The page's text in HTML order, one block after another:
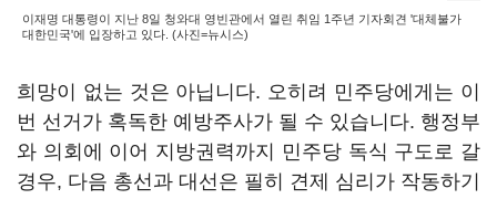
이재명 대통령이 지난 8일 청와대 영빈관에서 열린 취임 1주년 기자회견 '대체불가
대한민국'에 입장하고 있다. (사진=뉴시스)
희망이 없는 것은 아닙니다. 오히려 민주당에게는 이
번 선거가 혹독한 예방주사가 될 수 있습니다. 행정부
와 의회에 이어 지방권력까지 민주당 독식 구도로 갈
경우, 다음 총선과 대선은 필히 견제 심리가 작동하기